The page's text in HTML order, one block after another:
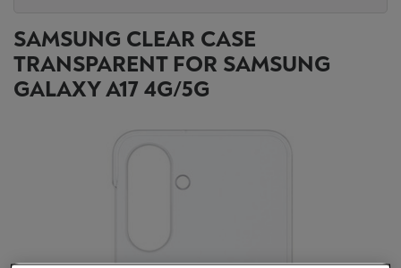
SAMSUNG CLEAR CASE
TRANSPARENT FOR SAMSUNG
GALAXY A17 4G/5G